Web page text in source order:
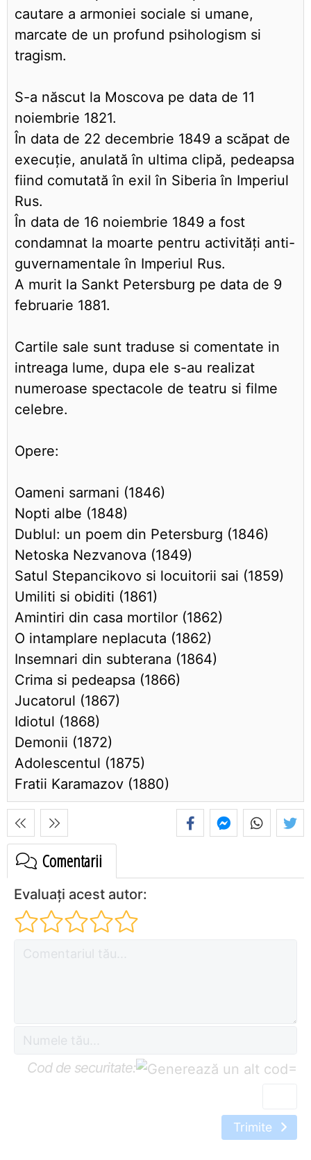
cautare a armoniei sociale si umane,
marcate de un profund psihologism si
tragism.
S-a născut la Moscova pe data de 11
noiembrie 1821.
În data de 22 decembrie 1849 a scăpat de
execuţie, anulată în ultima clipă, pedeapsa
fiind comutată în exil în Siberia în Imperiul
Rus.
În data de 16 noiembrie 1849 a fost
condamnat la moarte pentru activităţi anti-
guvernamentale în Imperiul Rus.
A murit la Sankt Petersburg pe data de 9
februarie 1881.
Cartile sale sunt traduse si comentate in
intreaga lume, dupa ele s-au realizat
numeroase spectacole de teatru si filme
celebre.
Opere:
Oameni sarmani (1846)
Nopti albe (1848)
Dublul: un poem din Petersburg (1846)
Netoska Nezvanova (1849)
Satul Stepancikovo si locuitorii sai (1859)
Umiliti si obiditi (1861)
Amintiri din casa mortilor (1862)
O intamplare neplacuta (1862)
Insemnari din subterana (1864)
Crima si pedeapsa (1866)
Jucatorul (1867)
Idiotul (1868)
Demonii (1872)
Adolescentul (1875)
Fratii Karamazov (1880)
Comentarii
Evaluați acest autor:
Cod de securitate: =
Trimite